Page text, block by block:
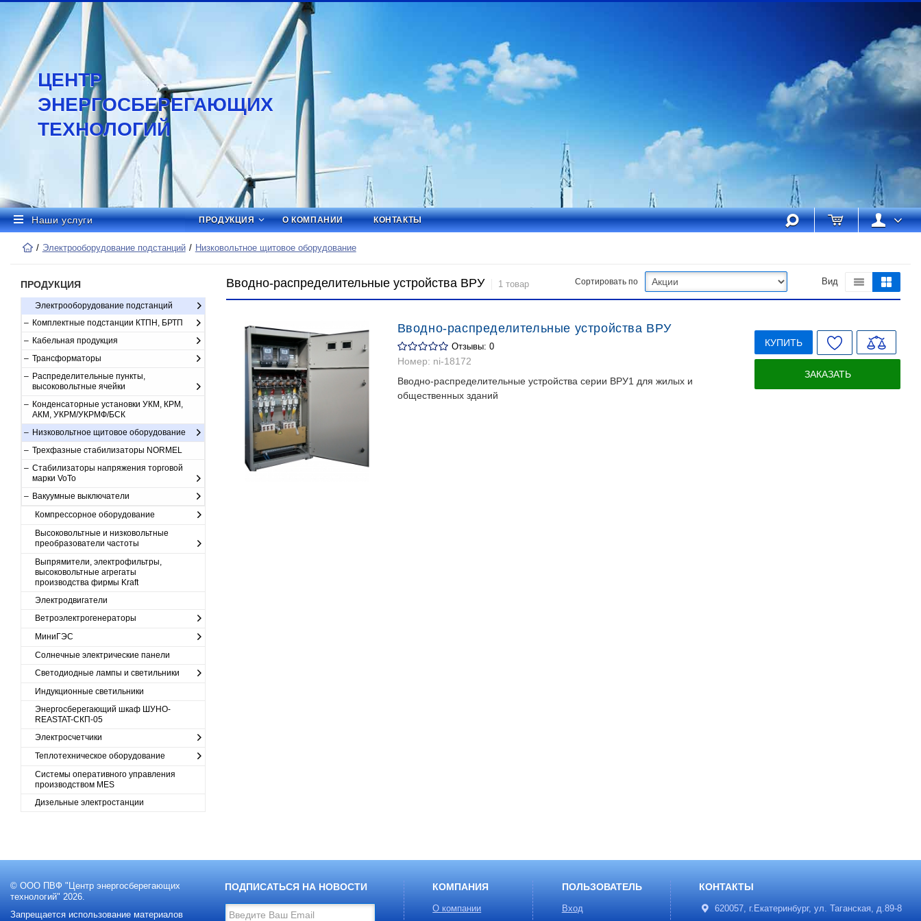
ЦЕНТР
ЭНЕРГОСБЕРЕГАЮЩИХ
ТЕХНОЛОГИЙ
Наши услуги ПРОДУКЦИЯ О КОМПАНИИ КОНТАКТЫ
Электрооборудование подстанций Низковольтное щитовое оборудование
ПРОДУКЦИЯ
Электрооборудование подстанций
Комплектные подстанции КТПН, БРТП
Кабельная продукция
Трансформаторы
Распределительные пункты,
высоковольтные ячейки
Конденсаторные установки УКМ, КРМ,
АКМ, УКРМ/УКРМФ/БСК
Низковольтное щитовое оборудование
Трехфазные стабилизаторы NORMEL
Стабилизаторы напряжения торговой
марки VoTo
Вакуумные выключатели
Компрессорное оборудование
Высоковольтные и низковольтные
преобразователи частоты
Выпрямители, электрофильтры,
высоковольтные агрегаты
производства фирмы Kraft
Электродвигатели
Ветроэлектрогенераторы
МиниГЭС
Солнечные электрические панели
Светодиодные лампы и светильники
Индукционные светильники
Энергосберегающий шкаф ШУНО-
REASTAT-СКП-05
Электросчетчики
Теплотехническое оборудование
Cистемы оперативного управления
производством MES
Дизельные электростанции
Вводно-распределительные устройства ВРУ 1 товар Сортировать по Вид
Вводно-распределительные устройства ВРУ
Отзывы: 0
Номер: ni-18172
Вводно-распределительные устройства серии ВРУ1 для жилых и
общественных зданий
КУПИТЬ
ЗАКАЗАТЬ
© ООО ПВФ "Центр энергосберегающих
технологий" 2026.
Запрещается использование материалов
ПОДПИСАТЬСЯ НА НОВОСТИ КОМПАНИЯ
О компании
ПОЛЬЗОВАТЕЛЬ
Вход
КОНТАКТЫ
620057, г.Екатеринбург, ул. Таганская, д.89-8